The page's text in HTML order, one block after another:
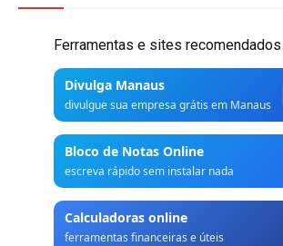
Ferramentas e sites recomendados
Divulga Manaus
divulgue sua empresa grátis em Manaus
Bloco de Notas Online
escreva rápido sem instalar nada
Calculadoras online
ferramentas financeiras e úteis